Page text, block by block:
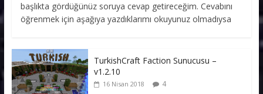
başlıkta gördüğünüz soruya cevap getireceğim. Cevabını
öğrenmek için aşağıya yazdıklarımı okuyunuz olmadıysa
TurkishCraft Faction Sunucusu –
v1.2.10
16 Nisan 2018 4